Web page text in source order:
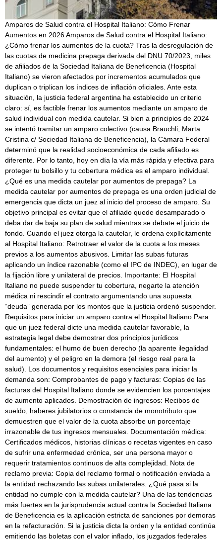
Amparos de Salud contra el Hospital Italiano: Cómo Frenar
Aumentos en 2026 Amparos de Salud contra el Hospital Italiano:
¿Cómo frenar los aumentos de la cuota? Tras la desregulación de
las cuotas de medicina prepaga derivada del DNU 70/2023, miles
de afiliados de la Sociedad Italiana de Beneficencia (Hospital
Italiano) se vieron afectados por incrementos acumulados que
duplican o triplican los índices de inflación oficiales. Ante esta
situación, la justicia federal argentina ha establecido un criterio
claro: sí, es factible frenar los aumentos mediante un amparo de
salud individual con medida cautelar. Si bien a principios de 2024
se intentó tramitar un amparo colectivo (causa Brauchli, Marta
Cristina c/ Sociedad Italiana de Beneficencia), la Cámara Federal
determinó que la realidad socioeconómica de cada afiliado es
diferente. Por lo tanto, hoy en día la vía más rápida y efectiva para
proteger tu bolsillo y tu cobertura médica es el amparo individual.
¿Qué es una medida cautelar por aumentos de prepaga? La
medida cautelar por aumentos de prepaga es una orden judicial de
emergencia que dicta un juez al inicio del proceso de amparo. Su
objetivo principal es evitar que el afiliado quede desamparado o
deba dar de baja su plan de salud mientras se debate el juicio de
fondo. Cuando el juez otorga la cautelar, le ordena explícitamente
al Hospital Italiano: Retrotraer el valor de la cuota a los meses
previos a los aumentos abusivos. Limitar las subas futuras
aplicando un índice razonable (como el IPC de INDEC), en lugar de
la fijación libre y unilateral de precios. Importante: El Hospital
Italiano no puede suspender tu cobertura, negarte la atención
médica ni rescindir el contrato argumentando una supuesta
“deuda” generada por los montos que la justicia ordenó suspender.
Requisitos para iniciar un amparo contra el Hospital Italiano Para
que un juez federal dicte una medida cautelar favorable, la
estrategia legal debe demostrar dos principios jurídicos
fundamentales: el humo de buen derecho (la aparente ilegalidad
del aumento) y el peligro en la demora (el riesgo real para la
salud). Los documentos y requisitos esenciales para iniciar la
demanda son: Comprobantes de pago y facturas: Copias de las
facturas del Hospital Italiano donde se evidencien los porcentajes
de aumento aplicados. Demostración de ingresos: Recibos de
sueldo, haberes jubilatorios o constancia de monotributo que
demuestren que el valor de la cuota absorbe un porcentaje
irrazonable de tus ingresos mensuales. Documentación médica:
Certificados médicos, historias clínicas o recetas vigentes en caso
de sufrir una enfermedad crónica, ser una persona mayor o
requerir tratamientos continuos de alta complejidad. Nota de
reclamo previa: Copia del reclamo formal o notificación enviada a
la entidad rechazando las subas unilaterales. ¿Qué pasa si la
entidad no cumple con la medida cautelar? Una de las tendencias
más fuertes en la jurisprudencia actual contra la Sociedad Italiana
de Beneficencia es la aplicación estricta de sanciones por demoras
en la refacturación. Si la justicia dicta la orden y la entidad continúa
emitiendo las boletas con el valor inflado, los juzgados federales